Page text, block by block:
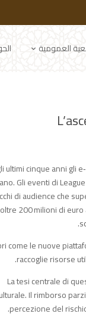
العمومية
ultimi cinque anni gli
Gli eventi di
di audience che
oltre 200 milioni di
come le nuove
raccoglie risorse
La tesi centrale di
Il rimborso
percezione del